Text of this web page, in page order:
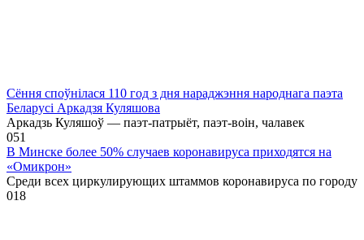
Сёння споўнілася 110 год з дня нараджэння народнага паэта
Беларусі Аркадзя Куляшова
Аркадзь Куляшоў — паэт-патрыёт, паэт-воін, чалавек
051
В Минске более 50% случаев коронавируса приходятся на
«Омикрон»
Среди всех циркулирующих штаммов коронавируса по городу
018